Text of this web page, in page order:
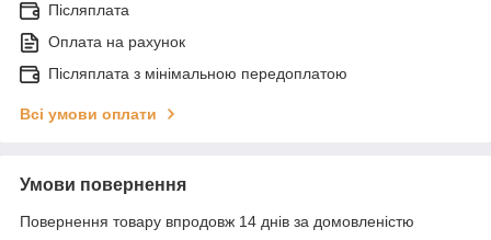
Післяплата
Оплата на рахунок
Післяплата з мінімальною передоплатою
Всі умови оплати
Умови повернення
Повернення товару впродовж 14 днів за домовленістю